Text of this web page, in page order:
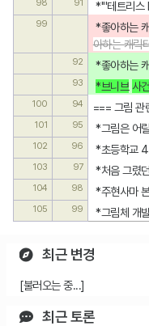
98 91 *'''테트리스
99 *좋아하는
아하는 캐릭
92 *좋아하는
93 *브니브 사
100 94 === 그림 관
101 95 *그림은 어
102 96 *초등학교 4
103 97 *처음 그렸
104 98 *주현사마
105 99 *그림체 개
최근 변경
[불러오는 중...]
최근 토론